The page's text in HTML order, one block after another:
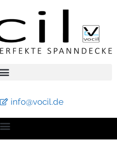
info@vocil.de